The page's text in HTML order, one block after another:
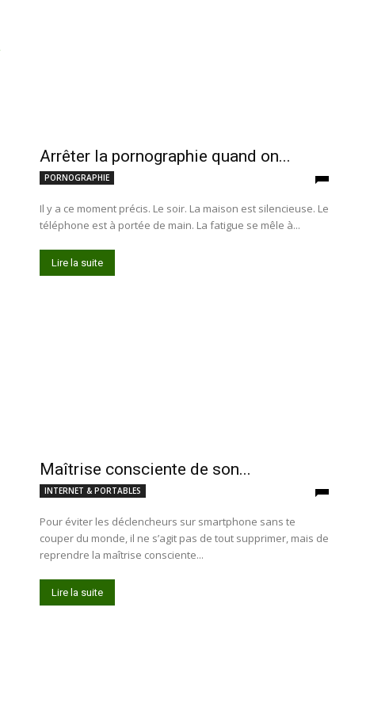
Arrêter la pornographie quand on...
PORNOGRAPHIE
Il y a ce moment précis. Le soir. La maison est silencieuse. Le
téléphone est à portée de main. La fatigue se mêle à...
Lire la suite
Maîtrise consciente de son...
INTERNET & PORTABLES
Pour éviter les déclencheurs sur smartphone sans te
couper du monde, il ne s’agit pas de tout supprimer, mais de
reprendre la maîtrise consciente...
Lire la suite